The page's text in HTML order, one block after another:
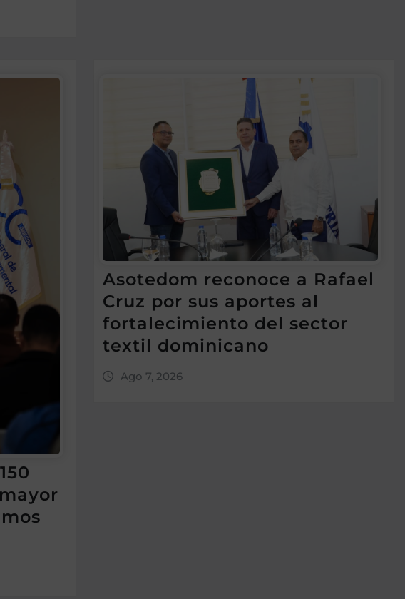
Asotedom reconoce a Rafael
Cruz por sus aportes al
fortalecimiento del sector
textil dominicano
Ago 7, 2026